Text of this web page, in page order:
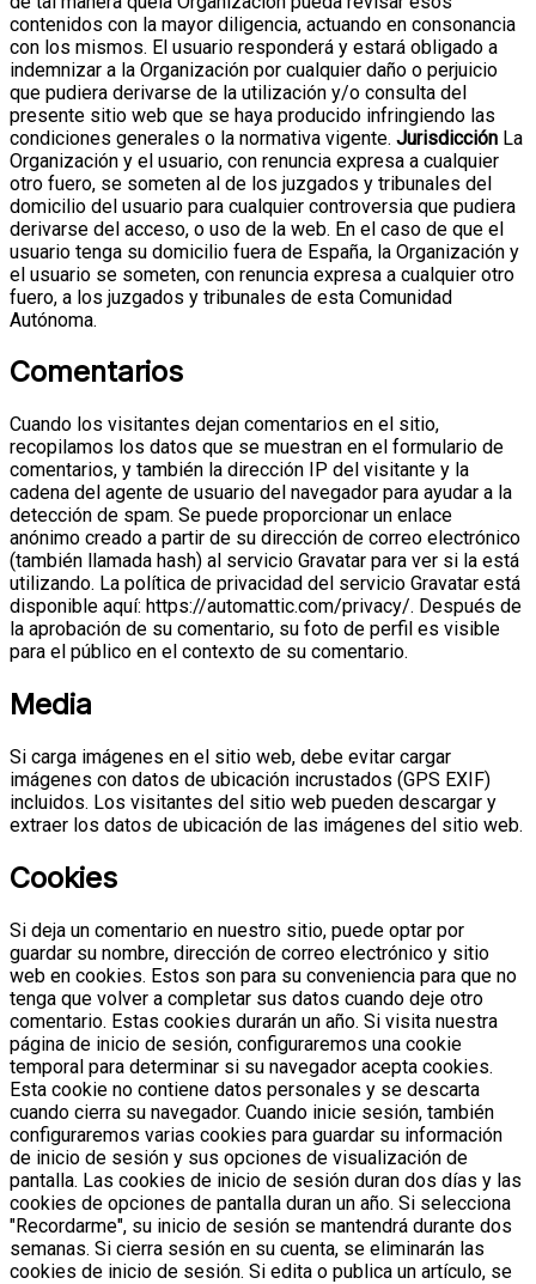
contenidos con la mayor diligencia, actuando en consonancia
con los mismos. El usuario responderá y estará obligado a
indemnizar a la Organización por cualquier daño o perjuicio
que pudiera derivarse de la utilización y/o consulta del
presente sitio web que se haya producido infringiendo las
condiciones generales o la normativa vigente. Jurisdicción La
Organización y el usuario, con renuncia expresa a cualquier
otro fuero, se someten al de los juzgados y tribunales del
domicilio del usuario para cualquier controversia que pudiera
derivarse del acceso, o uso de la web. En el caso de que el
usuario tenga su domicilio fuera de España, la Organización y
el usuario se someten, con renuncia expresa a cualquier otro
fuero, a los juzgados y tribunales de esta Comunidad
Autónoma.
Comentarios
Cuando los visitantes dejan comentarios en el sitio,
recopilamos los datos que se muestran en el formulario de
comentarios, y también la dirección IP del visitante y la
cadena del agente de usuario del navegador para ayudar a la
detección de spam. Se puede proporcionar un enlace
anónimo creado a partir de su dirección de correo electrónico
(también llamada hash) al servicio Gravatar para ver si la está
utilizando. La política de privacidad del servicio Gravatar está
disponible aquí: https://automattic.com/privacy/. Después de
la aprobación de su comentario, su foto de perfil es visible
para el público en el contexto de su comentario.
Media
Si carga imágenes en el sitio web, debe evitar cargar
imágenes con datos de ubicación incrustados (GPS EXIF)
incluidos. Los visitantes del sitio web pueden descargar y
extraer los datos de ubicación de las imágenes del sitio web.
Cookies
Si deja un comentario en nuestro sitio, puede optar por
guardar su nombre, dirección de correo electrónico y sitio
web en cookies. Estos son para su conveniencia para que no
tenga que volver a completar sus datos cuando deje otro
comentario. Estas cookies durarán un año. Si visita nuestra
página de inicio de sesión, configuraremos una cookie
temporal para determinar si su navegador acepta cookies.
Esta cookie no contiene datos personales y se descarta
cuando cierra su navegador. Cuando inicie sesión, también
configuraremos varias cookies para guardar su información
de inicio de sesión y sus opciones de visualización de
pantalla. Las cookies de inicio de sesión duran dos días y las
cookies de opciones de pantalla duran un año. Si selecciona
"Recordarme", su inicio de sesión se mantendrá durante dos
semanas. Si cierra sesión en su cuenta, se eliminarán las
cookies de inicio de sesión. Si edita o publica un artículo, se